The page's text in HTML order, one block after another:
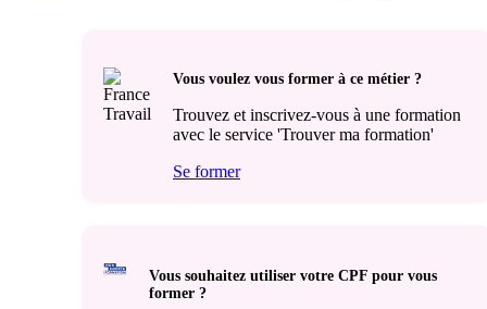
Vous voulez vous former à ce métier ?
Trouvez et inscrivez-vous à une formation
avec le service 'Trouver ma formation'
Se former
Vous souhaitez utiliser votre CPF pour vous
former ?